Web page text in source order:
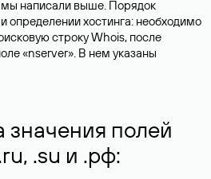
написали выше. Порядок
определении хостинга: необходимо
строку Whois, после
«nserver». В нем указаны
полей
.su и .рф: